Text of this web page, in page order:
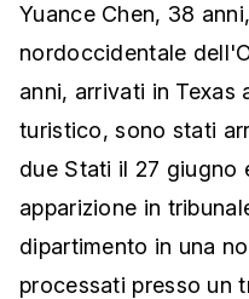
Yuance Chen, 38
nordoccidentale
anni, arrivati in Texas
turistico, sono stati
due Stati il 27 giugno
apparizione in
dipartimento in una
processati presso un